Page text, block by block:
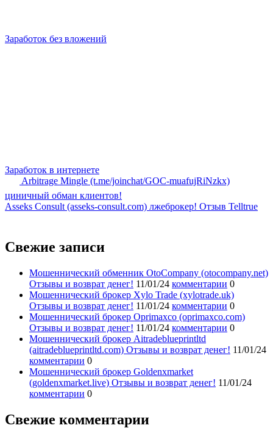
Заработок без вложений
Заработок в интернете
Arbitrage Mingle (t.me/joinchat/GOC-muafujRiNzkx)
циничный обман клиентов!
Asseks Consult (asseks-consult.com) лжеброкер! Отзыв Telltrue
Свежие записи
Мошеннический обменник OtoCompany (otocompany.net)
Отзывы и возврат денег! 11/01/24 комментарии 0
Мошеннический брокер Xylo Trade (xylotrade.uk)
Отзывы и возврат денег! 11/01/24 комментарии 0
Мошеннический брокер Oprimaxco (oprimaxco.com)
Отзывы и возврат денег! 11/01/24 комментарии 0
Мошеннический брокер Aitradeblueprintltd
(aitradeblueprintltd.com) Отзывы и возврат денег! 11/01/24
комментарии 0
Мошеннический брокер Goldenxmarket
(goldenxmarket.live) Отзывы и возврат денег! 11/01/24
комментарии 0
Свежие комментарии